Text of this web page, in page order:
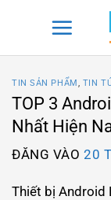
TIN SẢN PHẨM, TIN
TOP 3
Nhất Hiện
ĐĂNG VÀO20
Thiết bị Android